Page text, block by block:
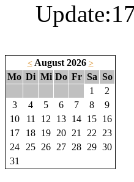
<August 2026 >
Mo Di Mi Do Fr Sa So
1
2
3
4 5 6 7 8
9
10
11 12 13 14 15 16
17
18 19 20 21 22
23
24
25 26 27 28 29 30
31